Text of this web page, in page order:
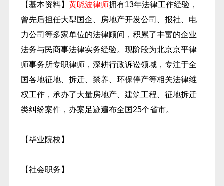
【基本资料】 黄晓波律师拥有13年法律工作经验，
曾先后担任大型国企、房地产开发公司、报社、电
力公司等多家单位的法律顾问，积累了丰富的企业
法务与民商事法律实务经验。现阶段为北京京平律
师事务所专职律师，深耕行政诉讼领域，专注于全
国各地征地、拆迁、禁养、环保停产等相关法律维
权工作，承办了大量房地产、建筑工程、征地拆迁
类纠纷案件，办案足迹遍布全国25个省市。
【毕业院校】
【社会职务】